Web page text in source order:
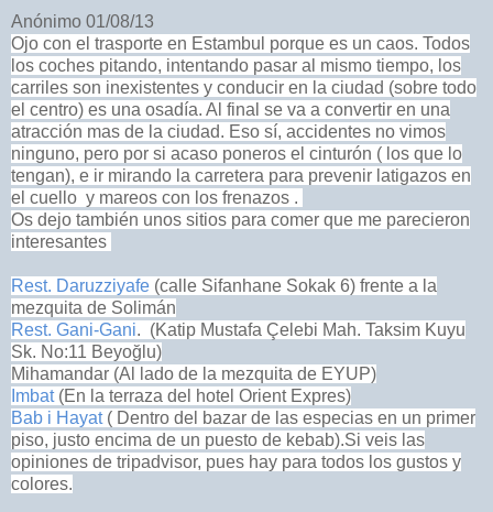
Anónimo 01/08/13
Ojo con el trasporte en Estambul porque es un caos. Todos
los coches pitando, intentando pasar al mismo tiempo, los
carriles son inexistentes y conducir en la ciudad (sobre todo
el centro) es una osadía. Al final se va a convertir en una
atracción mas de la ciudad. Eso sí, accidentes no vimos
ninguno, pero por si acaso poneros el cinturón ( los que lo
tengan), e ir mirando la carretera para prevenir latigazos en
el cuello y mareos con los frenazos .
Os dejo también unos sitios para comer que me parecieron
interesantes
Rest. Daruzziyafe (calle Sifanhane Sokak 6) frente a la
mezquita de Solimán
Rest. Gani-Gani. (Katip Mustafa Çelebi Mah. Taksim Kuyu
Sk. No:11 Beyoğlu)
Mihamandar (Al lado de la mezquita de EYUP)
Imbat(En la terraza del hotel Orient Expres)
Bab i Hayat ( Dentro del bazar de las especias en un primer
piso, justo encima de un puesto de kebab).Si veis las
opiniones de tripadvisor, pues hay para todos los gustos y
colores.